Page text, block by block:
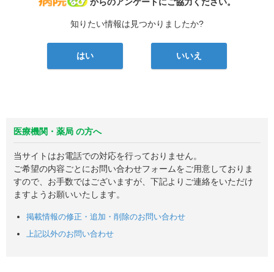
知りたい情報は見つかりましたか?
はい いいえ
医療機関・薬局 の方へ
当サイトはお電話での対応を行っておりません。
ご希望の内容ごとにお問い合わせフォームをご用意しておりま
すので、お手数ではございますが、下記よりご連絡をいただけ
ますようお願いいたします。
掲載情報の修正・追加・削除のお問い合わせ
上記以外のお問い合わせ